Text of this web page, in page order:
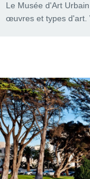
Le Musée d'Art
œuvres et types d'art.